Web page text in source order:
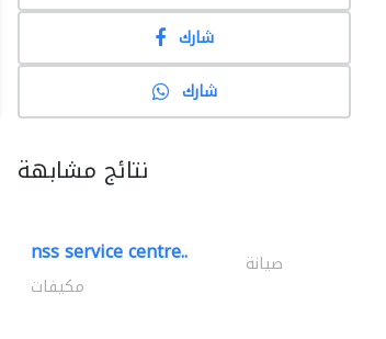
شارك
شارك
نتائج مشابهة
nss service centre.. صيانة
مكيفات